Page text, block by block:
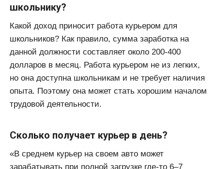
школьнику?
Какой доход приносит работа курьером для
школьников? Как правило, сумма заработка на
данной должности составляет около 200-400
долларов в месяц. Работа курьером не из легких,
но она доступна школьникам и не требует наличия
опыта. Поэтому она может стать хорошим началом
трудовой деятельности.
Сколько получает курьер в день?
«В среднем курьер на своем авто может
зарабатывать при полной загрузке где-то 6–7